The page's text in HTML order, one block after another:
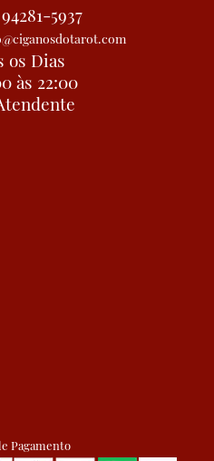
5937
os Dias
às 22:00
Pagamento